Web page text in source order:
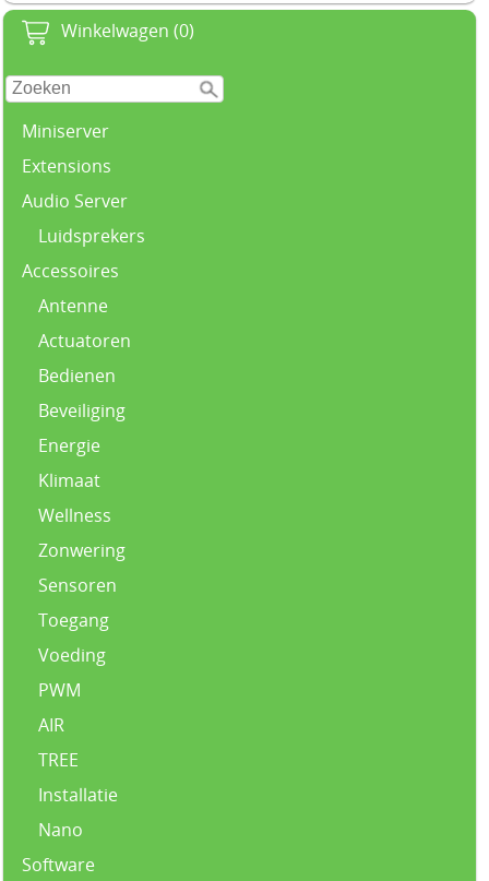
Winkelwagen (0)
Miniserver
Extensions
Audio Server
Luidsprekers
Accessoires
Antenne
Actuatoren
Bedienen
Beveiliging
Energie
Klimaat
Wellness
Zonwering
Sensoren
Toegang
Voeding
PWM
AIR
TREE
Installatie
Nano
Software